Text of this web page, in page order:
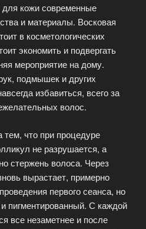
кожи современные
и материалы. Восковая
в косметологических
экономить и подвергать
мероприятие на дому.
подмышек и других
избавиться, всего за
волос.
тем, что при процедуре
не разрушается, а
стержень волоса. Через
вырастает, примерно
первого сеанса, но
пигментированный. С каждой
все незаметнее и после